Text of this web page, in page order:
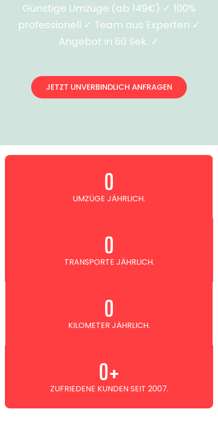
Günstige Umzüge (ab 149€) ✓ 100%
professionell ✓ Team aus Experten ✓
Angebot in 60 Sek. ✓
JETZT UNVERBINDLICH ANFRAGEN
UMZÜGE JÄHRLICH.
0
TRANSPORTE JÄHRLICH.
0
KILOMETER JÄHRLICH.
0
ZUFRIEDENE KUNDEN SEIT 2007.
0+